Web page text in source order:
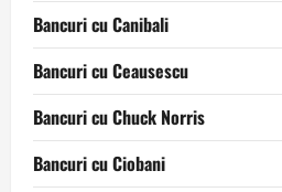
Bancuri cu Canibali
Bancuri cu Ceausescu
Bancuri cu Chuck Norris
Bancuri cu Ciobani